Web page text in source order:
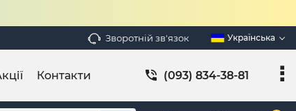
Зворотній зв'язок Українська
Контакти (093) 834-38-81